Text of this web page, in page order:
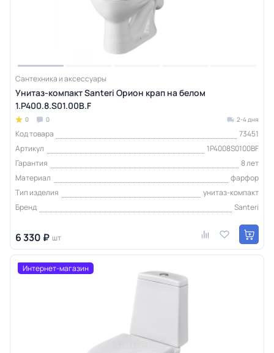
Сантехника и аксессуары
Унитаз-компакт Santeri Орион крап на белом
1.P400.8.S01.00B.F
0 0 2-4 дня
Код товара
73451
Артикул
1P4008S0100BF
Гарантия
8 лет
Материал
фарфор
Тип изделия
унитаз-компакт
Бренд
Santeri
6 330 ₽ шт
Интернет-магазин